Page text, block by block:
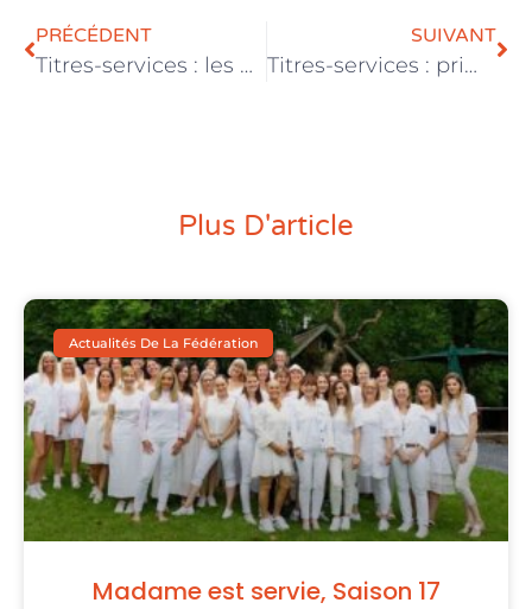
PRÉCÉDENT
Titres-services : les nouvelles obligations décortiquées
SUIVANT
Titres-services : prime mobilité
Plus D'article
Actualités De La Fédération
Madame est servie, Saison 17